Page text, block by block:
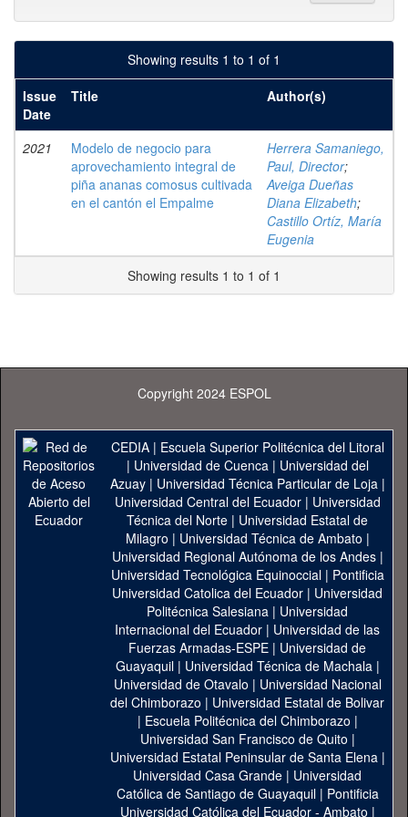
Showing results 1 to 1 of 1
Issue
Date
Title Author(s)
2021
Modelo de negocio para
aprovechamiento integral de
piña ananas comosus cultivada
en el cantón el Empalme
Herrera Samaniego,
Paul, Director;
Aveiga Dueñas
Diana Elizabeth;
Castillo Ortíz, María
Eugenia
Showing results 1 to 1 of 1
Copyright 2024 ESPOL
CEDIA| Escuela Superior Politécnica del Litoral
| Universidad de Cuenca| Universidad del
Azuay| Universidad Técnica Particular de Loja|
Universidad Central del Ecuador| Universidad
Técnica del Norte | Universidad Estatal de
Milagro | Universidad Técnica de Ambato |
Universidad Regional Autónoma de los Andes|
Universidad Tecnológica Equinoccial| Pontificia
Universidad Catolica del Ecuador | Universidad
Politécnica Salesiana | Universidad
Internacional del Ecuador | Universidad de las
Fuerzas Armadas-ESPE | Universidad de
Guayaquil| Universidad Técnica de Machala|
Universidad de Otavalo | Universidad Nacional
del Chimborazo | Universidad Estatal de Bolivar
| Escuela Politécnica del Chimborazo |
Universidad San Francisco de Quito |
Universidad Estatal Peninsular de Santa Elena|
Universidad Casa Grande | Universidad
Católica de Santiago de Guayaquil| Pontificia
Universidad Católica del Ecuador - Ambato |